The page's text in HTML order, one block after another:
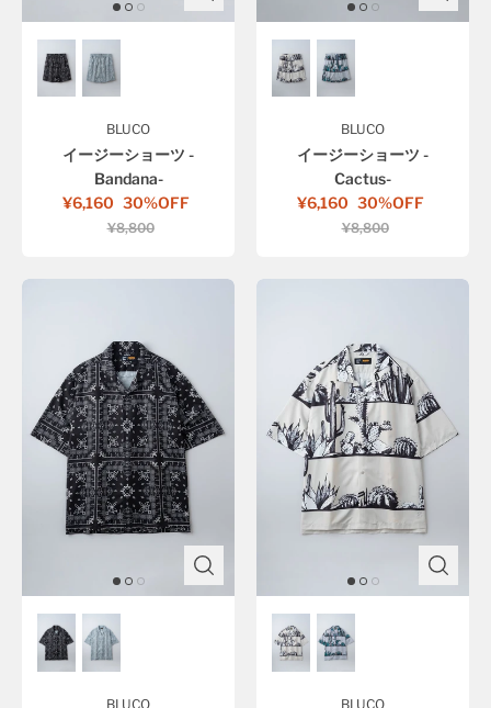
BLUCO
イージーショーツ -
Bandana-
¥6,160 30%OFF
¥8,800
BLUCO
イージーショーツ -
Cactus-
¥6,160 30%OFF
¥8,800
BLUCO BLUCO